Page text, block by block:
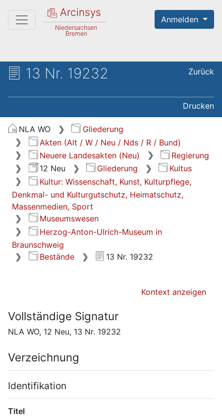
Arcinsys
Niedersachsen
Bremen
Anmelden
13 Nr. 19232 Zurück
Drucken
NLA WO
Gliederung
Akten (Alt / W / Neu / Nds / R / Bund)
Neuere Landesakten (Neu)
Regierung
12 Neu
Gliederung
Kultus
Kultur: Wissenschaft, Kunst, Kulturpflege,
Denkmal- und Kulturgutschutz, Heimatschutz,
Massenmedien, Sport
Museumswesen
Herzog-Anton-Ulrich-Museum in
Braunschweig
Bestände
13 Nr. 19232
Kontext anzeigen
Vollständige Signatur
NLA WO, 12 Neu, 13 Nr. 19232
Verzeichnung
Identifikation
Titel